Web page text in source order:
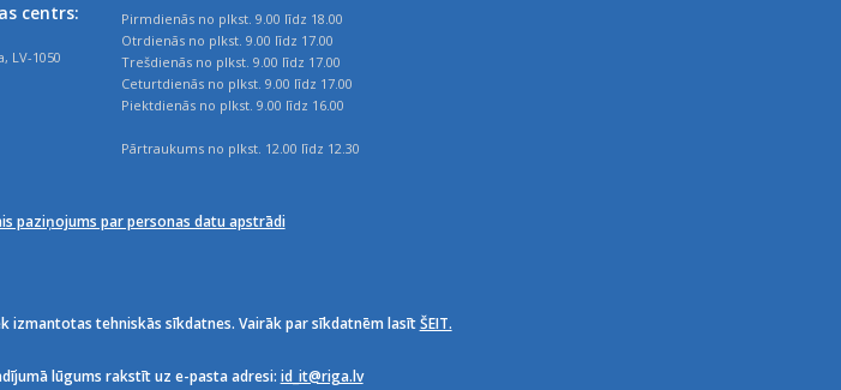
centrs:
LV-1050
Pirmdienās no plkst. 9.00 līdz 18.00
Otrdienās no plkst. 9.00 līdz 17.00
Trešdienās no plkst. 9.00 līdz 17.00
Ceturtdienās no plkst. 9.00 līdz 17.00
Piektdienās no plkst. 9.00 līdz 16.00
Pārtraukums no plkst. 12.00 līdz 12.30
paziņojums par personas datu apstrādi
izmantotas tehniskās sīkdatnes. Vairāk par sīkdatnēm lasītŠEIT.
lūgums rakstīt uz e-pasta adresi: id_it@riga.lv